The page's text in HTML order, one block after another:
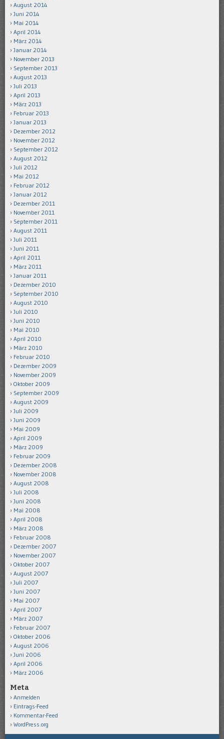
August 2014
Juni 2014
Mai 2014
April 2014
März 2014
Januar 2014
November 2013
September 2013
August 2013
Juli 2013
April 2013
März 2013
Februar 2013
Januar 2013
Dezember 2012
November 2012
September 2012
August 2012
Juli 2012
Mai 2012
Februar 2012
Januar 2012
Dezember 2011
November 2011
September 2011
August 2011
Juli 2011
Juni 2011
April 2011
März 2011
Januar 2011
Dezember 2010
September 2010
August 2010
Juli 2010
Juni 2010
Mai 2010
April 2010
März 2010
Februar 2010
Dezember 2009
November 2009
Oktober 2009
September 2009
August 2009
Juli 2009
Juni 2009
Mai 2009
April 2009
März 2009
Februar 2009
Dezember 2008
November 2008
August 2008
Juli 2008
Juni 2008
Mai 2008
April 2008
März 2008
Februar 2008
Dezember 2007
November 2007
Oktober 2007
August 2007
Juli 2007
Juni 2007
Mai 2007
April 2007
März 2007
Februar 2007
Oktober 2006
August 2006
Juni 2006
April 2006
März 2006
Meta
Anmelden
Eintrags-Feed
Kommentar-Feed
WordPress.org